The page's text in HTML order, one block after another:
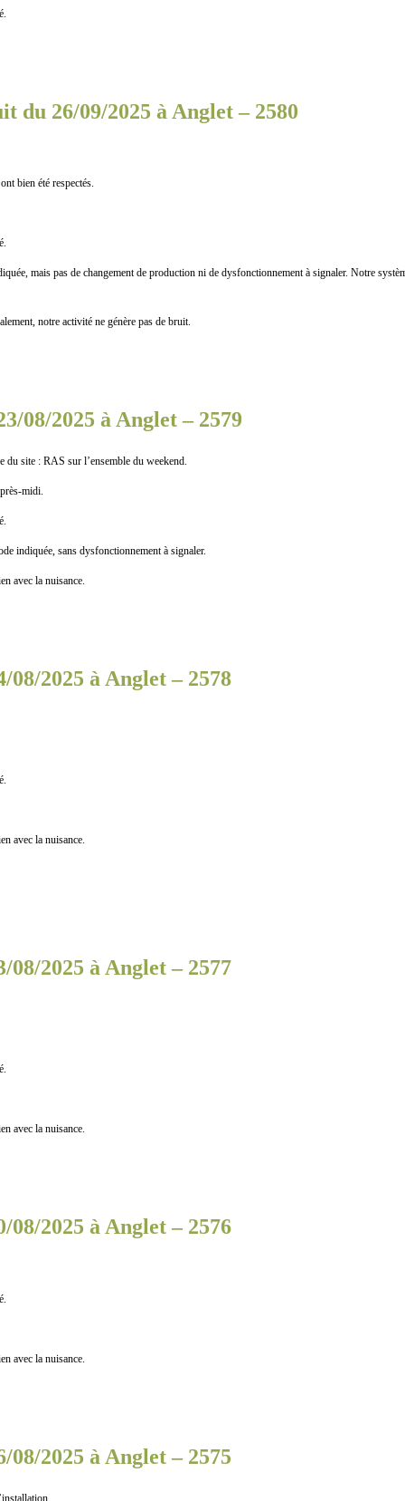
du 26/09/2025 à Anglet – 2580
bien été respectés.
mais pas de changement de production ni de dysfonctionnement à signaler. Notre
notre activité ne génère pas de bruit.
08/2025 à Anglet – 2579
du site : RAS sur l’ensemble du weekend.
midi.
indiquée, sans dysfonctionnement à signaler.
avec la nuisance.
2025 à Anglet – 2578
avec la nuisance.
2025 à Anglet – 2577
avec la nuisance.
2025 à Anglet – 2576
avec la nuisance.
2025 à Anglet – 2575